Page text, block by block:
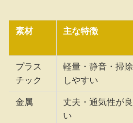
素材 主な特徴
プラス
チック
軽量・静音・掃除
しやすい
金属
丈夫・通気性が良
い